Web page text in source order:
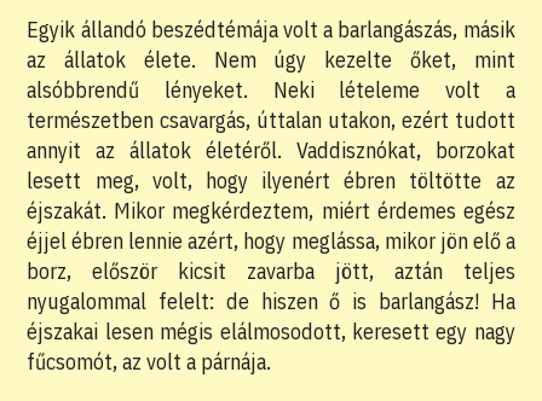
Egyik állandó beszédtémája volt a barlangászás, másik
az állatok élete. Nem úgy kezelte őket, mint
alsóbbrendű lényeket. Neki lételeme volt a
természetben csavargás, úttalan utakon, ezért tudott
annyit az állatok életéről. Vaddisznókat, borzokat
lesett meg, volt, hogy ilyenért ébren töltötte az
éjszakát. Mikor megkérdeztem, miért érdemes egész
éjjel ébren lennie azért, hogy meglássa, mikor jön elő a
borz, először kicsit zavarba jött, aztán teljes
nyugalommal felelt: de hiszen ő is barlangász! Ha
éjszakai lesen mégis elálmosodott, keresett egy nagy
fűcsomót, az volt a párnája.